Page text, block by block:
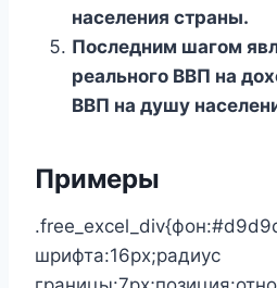
населения страны.
Последним шагом
реального ВВП на
ВВП на душу
Примеры
шрифта:16px;радиус